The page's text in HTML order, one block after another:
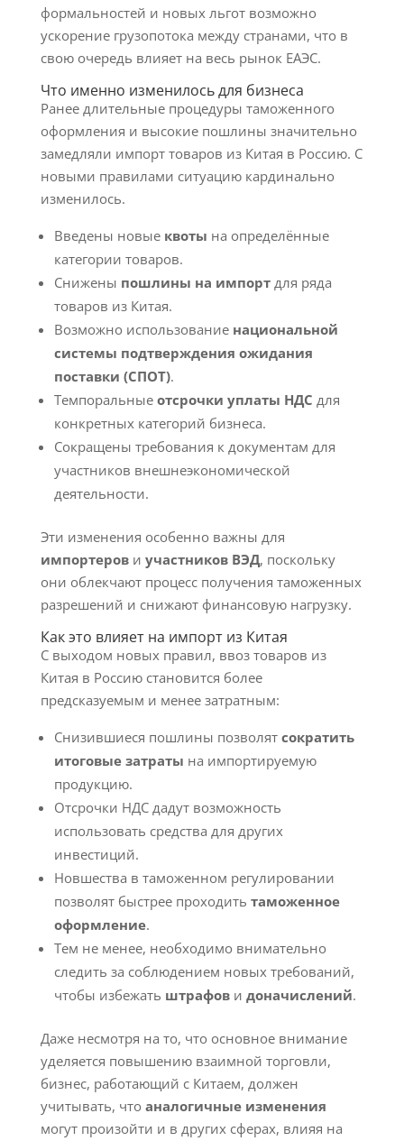
формальностей и новых льгот возможно
ускорение грузопотока между странами, что в
свою очередь влияет на весь рынок ЕАЭС.
Что именно изменилось для бизнеса
Ранее длительные процедуры таможенного
оформления и высокие пошлины значительно
замедляли импорт товаров из Китая в Россию. С
новыми правилами ситуацию кардинально
изменилось.
Введены новые квоты на определённые
категории товаров.
Снижены пошлины на импортдля ряда
товаров из Китая.
Возможно использование национальной
системы подтверждения ожидания
поставки (СПОТ).
Темпоральные отсрочки уплаты НДС для
конкретных категорий бизнеса.
Сокращены требования к документам для
участников внешнеэкономической
деятельности.
Эти изменения особенно важны для
импортерови участников ВЭД, поскольку
они облекчают процесс получения таможенных
разрешений и снижают финансовую нагрузку.
Как это влияет на импорт из Китая
С выходом новых правил, ввоз товаров из
Китая в Россию становится более
предсказуемым и менее затратным:
Снизившиеся пошлины позволят сократить
итоговые затраты на импортируемую
продукцию.
Отсрочки НДС дадут возможность
использовать средства для других
инвестиций.
Новшества в таможенном регулировании
позволят быстрее проходить таможенное
оформление.
Тем не менее, необходимо внимательно
следить за соблюдением новых требований,
чтобы избежать штрафови доначислений.
Даже несмотря на то, что основное внимание
уделяется повышению взаимной торговли,
бизнес, работающий с Китаем, должен
учитывать, что аналогичные изменения
могут произойти и в других сферах, влияя на